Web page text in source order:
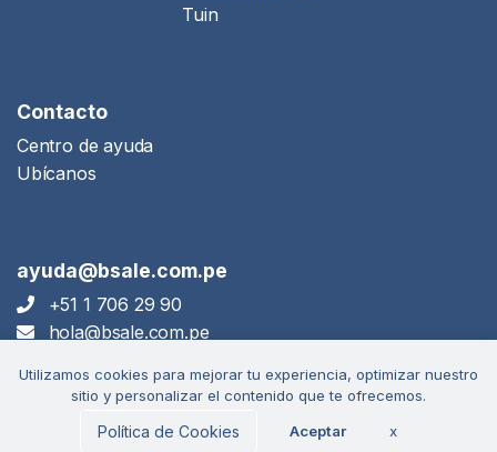
Tuin
Contacto
Centro de ayuda
Ubícanos
ayuda@bsale.com.pe
+51 1 706 29 90
hola@bsale.com.pe
Descarga
nuestra app
Utilizamos cookies para mejorar tu experiencia, optimizar nuestro
sitio y personalizar el contenido que te ofrecemos.
Política de Cookies Aceptar x